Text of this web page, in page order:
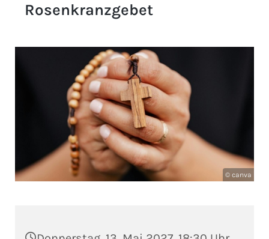
Rosenkranzgebet
© canva